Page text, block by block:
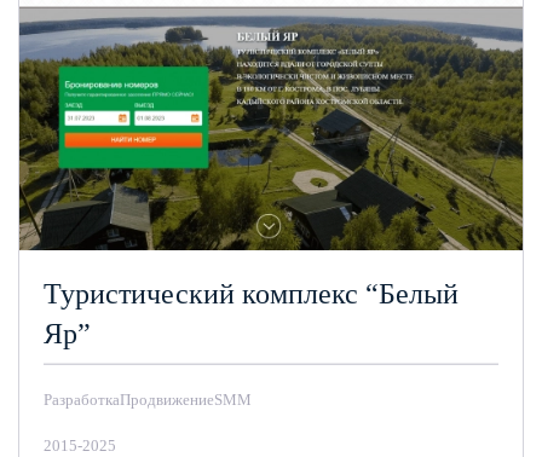
Туристический комплекс “Белый
Яр”
РазработкаПродвижениеSMM
2015-2025